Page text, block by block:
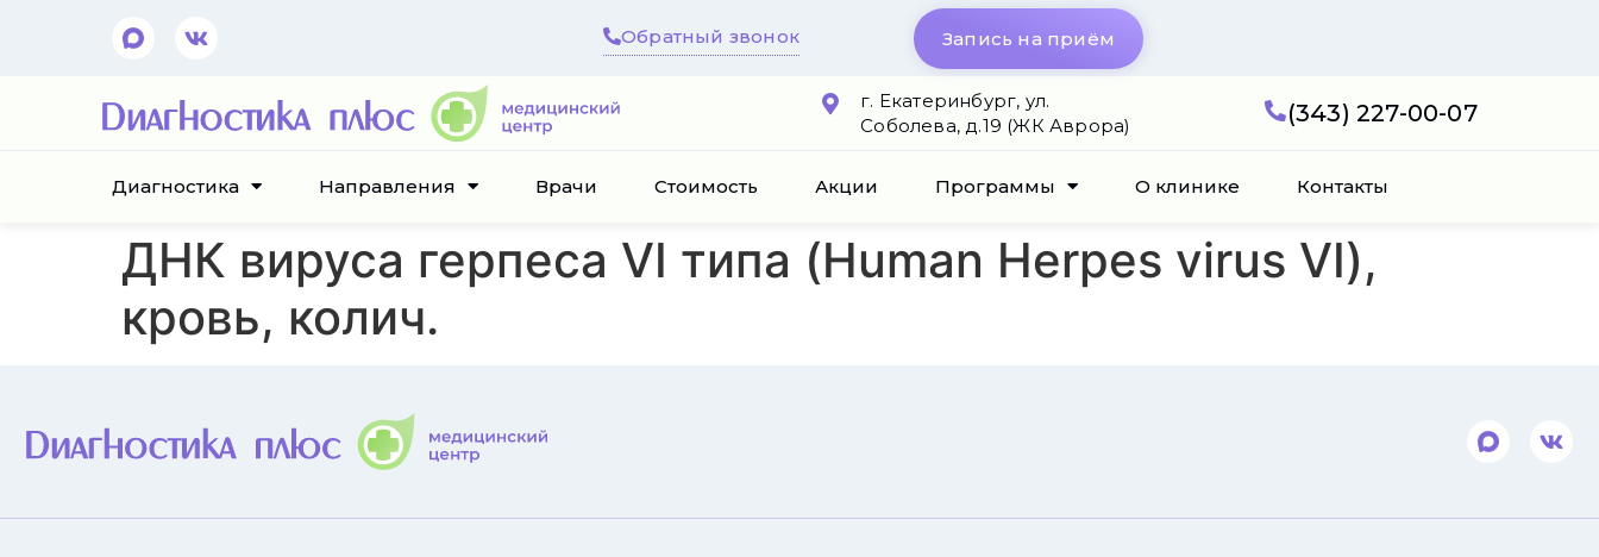
Обратный звонок Запись на приём
г. Екатеринбург, ул.
Соболева, д.19 (ЖК Аврора)
(343) 227-00-07
Диагностика Направления Врачи Стоимость Акции Программы О клинике Контакты
ДНК вируса герпеса VI типа (Human Herpes virus VI),
кровь, колич.